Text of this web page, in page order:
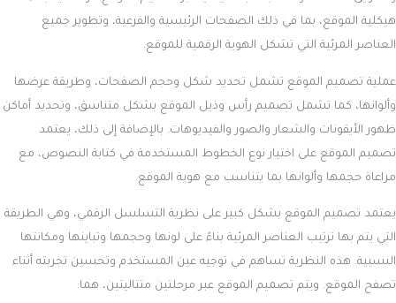
هيكلية الموقع، بما في ذلك الصفحات الرئيسية والفرعية، وتطوير جميع
العناصر المرئية التي تشكل الهوية الرقمية للموقع.
عملية تصميم الموقع تشمل تحديد شكل وحجم الصفحات، وطريقة عرضها
وألوانها، كما تشمل تصميم رأس وذيل الموقع بشكل متناسق، وتحديد أماكن
ظهور الأيقونات والشعار والصور والفيديوهات. بالإضافة إلى ذلك، يعتمد
تصميم الموقع على اختيار نوع الخطوط المستخدمة في كتابة النصوص، مع
مراعاة حجمها وألوانها بما يتناسب مع هوية الموقع.
يعتمد تصميم الموقع بشكل كبير على نظرية التسلسل الرقمي، وهي الطريقة
التي يتم بها ترتيب العناصر المرئية بناءً على لونها وحجمها وتباينها ومكانتها
النسبية. هذه النظرية تساهم في توجيه عين المستخدم وتحسين تجربته أثناء
تصفح الموقع. ويتم تصميم الموقع عبر مرحلتين متتاليتين، هما: